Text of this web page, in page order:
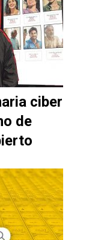
ciber
de